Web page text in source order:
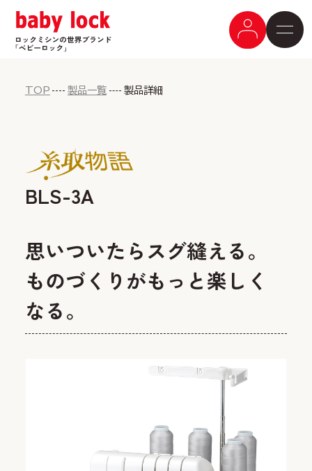
TOP 製品一覧 製品詳細
BLS-3A
思いついたらスグ縫える。
ものづくりがもっと楽しく
なる。